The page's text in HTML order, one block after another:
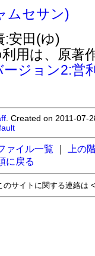
ムセサン)
:安田(ゆ)
用は、原著
ジョン2:営
. Created on 2011-
ァイル一覧
上の
に戻る
のサイトに関する連絡は